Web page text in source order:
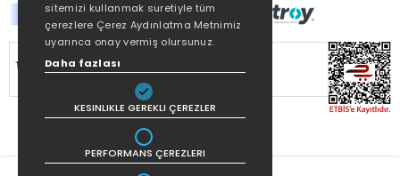
SİTEMİZ
KORUNMAKTADIR.
sitemizi kullanmak suretiyle tüm
çerezlere Çerez Aydınlatma Metnimiz
uyarınca onay vermiş olursunuz.
Daha fazlası
KESINLIKLE GEREKLI ÇEREZLER
PERFORMANS ÇEREZLERI